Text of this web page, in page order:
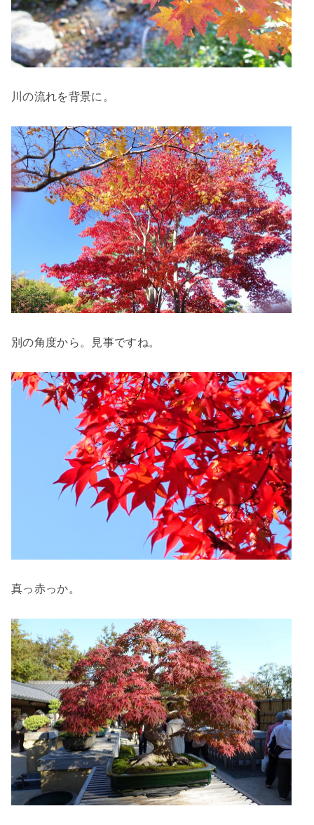
川の流れを背景に。
別の角度から。見事ですね。
真っ赤っか。